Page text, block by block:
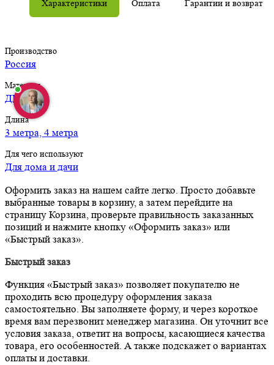
Характеристики Оплата Гарантии и возврат
Производство
Россия
Материал
ДПК
Длина
3 метра, 4 метра
Для чего используют
Для дома и дачи
Оформить заказ на нашем сайте легко. Просто добавьте
выбранные товары в корзину, а затем перейдите на
страницу Корзина, проверьте правильность заказанных
позиций и нажмите кнопку «Оформить заказ» или
«Быстрый заказ».
Быстрый заказ
Функция «Быстрый заказ» позволяет покупателю не
проходить всю процедуру оформления заказа
самостоятельно. Вы заполняете форму, и через короткое
время вам перезвонит менеджер магазина. Он уточнит все
условия заказа, ответит на вопросы, касающиеся качества
товара, его особенностей. А также подскажет о вариантах
оплаты и доставки.